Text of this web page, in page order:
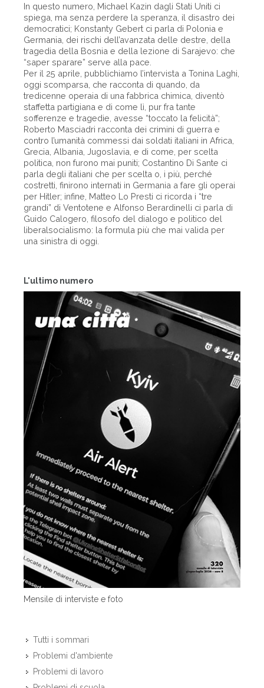
L'ultimo numero
Mensile di interviste e foto
Tutti i sommari
Problemi d'ambiente
Problemi di lavoro
In questo numero, Michael Kazin dagli Stati Uniti ci
spiega, ma senza perdere la speranza, il disastro dei
democratici; Konstanty Gebert ci parla di Polonia e
Germania, dei rischi dell’avanzata delle destre, della
tragedia della Bosnia e della lezione di Sarajevo: che
“saper sparare” serve alla pace.
Per il 25 aprile, pubblichiamo l’intervista a Tonina Laghi,
oggi scomparsa, che racconta di quando, da
tredicenne operaia di una fabbrica chimica, diventò
staffetta partigiana e di come lì, pur fra tante
sofferenze e tragedie, avesse “toccato la felicità”;
Roberto Masciadri racconta dei crimini di guerra e
contro l’umanità commessi dai soldati italiani in Africa,
Grecia, Albania, Jugoslavia, e di come, per scelta
politica, non furono mai puniti; Costantino Di Sante ci
parla degli italiani che per scelta o, i più, perché
costretti, finirono internati in Germania a fare gli operai
per Hitler; infine, Matteo Lo Presti ci ricorda i “tre
grandi” di Ventotene e Alfonso Berardinelli ci parla di
Guido Calogero, filosofo del dialogo e politico del
liberalsocialismo: la formula più che mai valida per
una sinistra di oggi.